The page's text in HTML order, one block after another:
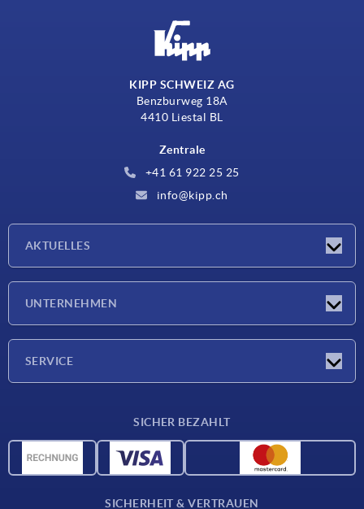
KIPP SCHWEIZ AG
Benzburweg 18A
4410 Liestal BL
Zentrale
+41 61 922 25 25
info@kipp.ch
AKTUELLES
UNTERNEHMEN
SERVICE
CAD-Daten
SICHER BEZAHLT
SICHERHEIT & VERTRAUEN